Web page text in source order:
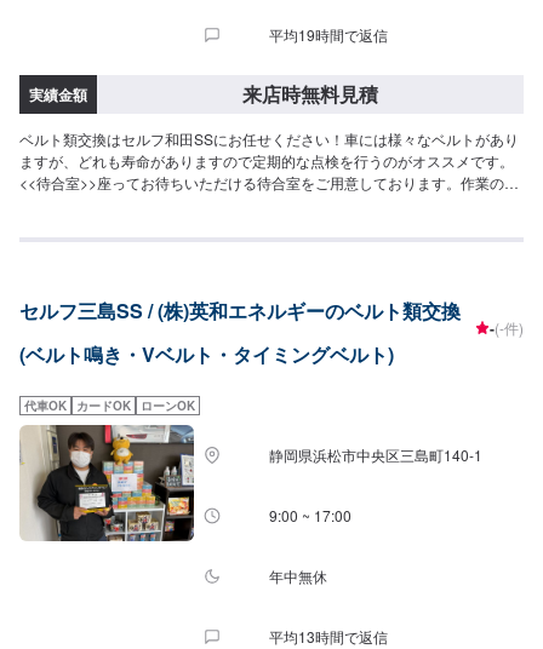
平均19時間で返信
実績金額 来店時無料見積
ベルト類交換はセルフ和田SSにお任せください！車には様々なベルトがあり
ますが、どれも寿命がありますので定期的な点検を行うのがオススメです。
<<待合室>>座ってお待ちいただける待合室をご用意しております。作業の待
セルフ三島SS / (株)英和エネルギーのベルト類交換
(ベルト鳴き・Vベルト・タイミングベルト)
-(-件)
代車OK カードOK ローンOK
静岡県浜松市中央区三島町140-1
9:00 ~ 17:00
年中無休
平均13時間で返信